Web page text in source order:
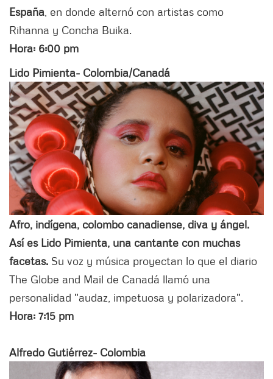
España , en donde alternó con artistas como
Rihanna y Concha Buika.
Hora: 6:00 pm
Lido Pimienta- Colombia/Canadá
Afro, indígena, colombo canadiense, diva y ángel.
Así es Lido Pimienta, una cantante con muchas
facetas. Su voz y música proyectan lo que el diario
The Globe and Mail de Canadá llamó una
personalidad "audaz, impetuosa y polarizadora".
Hora: 7:15 pm
Alfredo Gutiérrez- Colombia